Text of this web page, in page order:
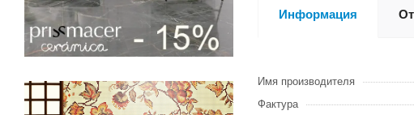
Информация
Имя производителя
Фактура